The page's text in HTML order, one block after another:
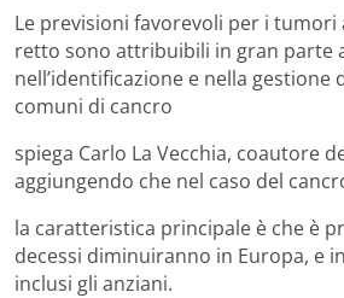
Le previsioni favorevoli per i tumori
retto sono attribuibili in gran parte
nell’identificazione e nella gestione
comuni di cancro
spiega Carlo La Vecchia, coautore
aggiungendo che nel caso del
la caratteristica principale è che è
decessi diminuiranno in Europa, e
inclusi gli anziani.